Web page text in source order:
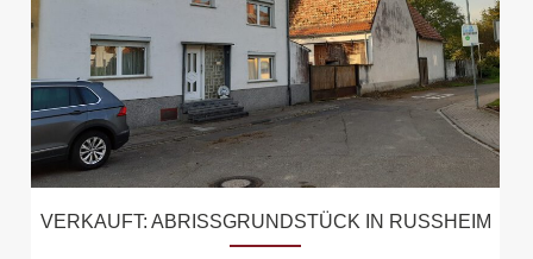
VERKAUFT: ABRISSGRUNDSTÜCK IN RUSSHEIM